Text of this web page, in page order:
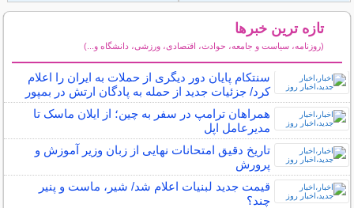
تازه ترین خبرها
(روزنامه، سیاست و جامعه، حوادث، اقتصادی، ورزشی، دانشگاه و...)
سنتکام پایان دور دیگری از حملات به ایران را اعلام
کرد/ جزئیات جدید از حمله به پادگان ارتش در بمپور
همراهان ترامپ در سفر به چین؛ از ایلان ماسک تا
مدیرعامل اپل
تاریخ دقیق امتحانات نهایی از زبان وزیر آموزش و
پرورش
قیمت جدید لبنیات اعلام شد/ شیر، ماست و پنیر
چند؟